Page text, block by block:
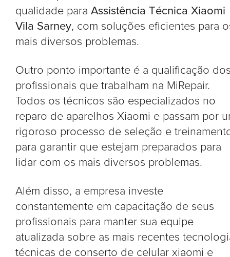
qualidade para Assistência Técnica Xiaomi
Vila Sarney, com soluções eficientes para
mais diversos problemas.
Outro ponto importante é a qualificação
profissionais que trabalham na MiRepair.
Todos os técnicos são especializados no
reparo de aparelhos Xiaomi e passam por
rigoroso processo de seleção e
para garantir que estejam preparados para
lidar com os mais diversos problemas.
Além disso, a empresa investe
constantemente em capacitação de seus
profissionais para manter sua equipe
atualizada sobre as mais recentes
técnicas de conserto de celular xiaomi e